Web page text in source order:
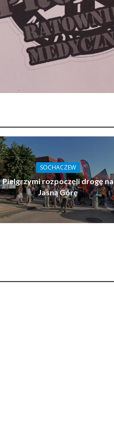
SOCHACZEW
Pielgrzymi rozpoczęli drogę na
Jasną Górę